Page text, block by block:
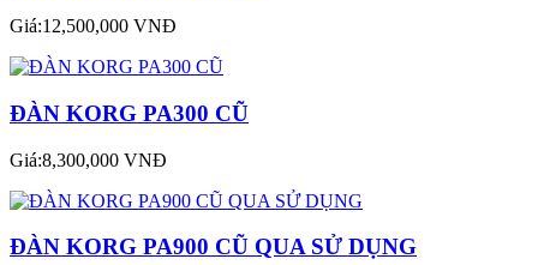
Giá:12,500,000 VNĐ
ĐÀN KORG PA300 CŨ
Giá:8,300,000 VNĐ
ĐÀN KORG PA900 CŨ QUA SỬ DỤNG